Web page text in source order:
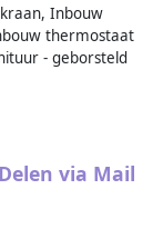
Inbouw
thermostaat
- geborsteld